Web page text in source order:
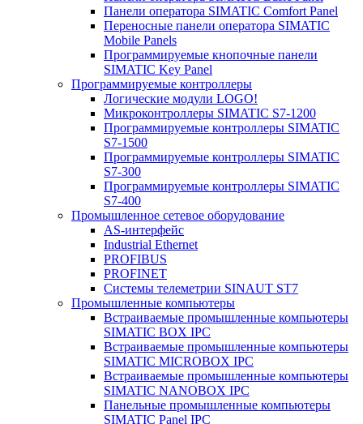
Панели оператора SIMATIC Comfort Panel
Переносные панели оператора SIMATIC
Mobile Panels
Программируемые кнопочные панели
SIMATIC Key Panel
Программируемые контроллеры
Логические модули LOGO!
Микроконтроллеры SIMATIC S7-1200
Программируемые контроллеры SIMATIC
S7-1500
Программируемые контроллеры SIMATIC
S7-300
Программируемые контроллеры SIMATIC
S7-400
Промышленное сетевое оборудование
AS-интерфейс
Industrial Ethernet
PROFIBUS
PROFINET
Системы телеметрии SINAUT ST7
Промышленные компьютеры
Встраиваемые промышленные компьютеры
SIMATIC BOX IPC
Встраиваемые промышленные компьютеры
SIMATIC MICROBOX IPC
Встраиваемые промышленные компьютеры
SIMATIC NANOBOX IPC
Панельные промышленные компьютеры
SIMATIC Panel IPC